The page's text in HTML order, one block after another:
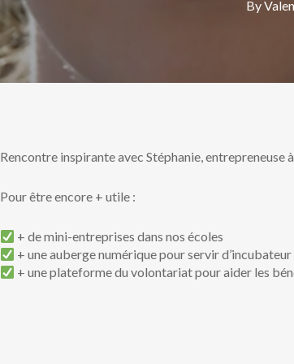
By
Rencontre inspirante avec Stéphanie, entrepreneuse
Pour être encore + utile :
+ de mini-entreprises dans nos écoles
+ une auberge numérique pour servir
+ une plateforme du volontariat pour aider les